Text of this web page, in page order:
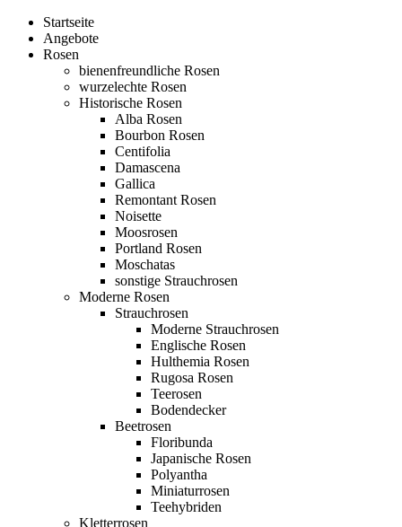
Startseite
Angebote
Rosen
bienenfreundliche Rosen
wurzelechte Rosen
Historische Rosen
Alba Rosen
Bourbon Rosen
Centifolia
Damascena
Gallica
Remontant Rosen
Noisette
Moosrosen
Portland Rosen
Moschatas
sonstige Strauchrosen
Moderne Rosen
Strauchrosen
Moderne Strauchrosen
Englische Rosen
Hulthemia Rosen
Rugosa Rosen
Teerosen
Bodendecker
Beetrosen
Floribunda
Japanische Rosen
Polyantha
Miniaturrosen
Teehybriden
Kletterrosen